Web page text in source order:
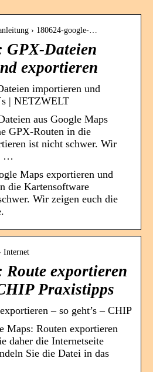
› 180624-google-…
GPX-Dateien
exportieren
importieren und
| NETZWELT
aus Google Maps
GPX-Routen in die
ist nicht schwer. Wir
…
Maps exportieren und
die Kartensoftware
Wir zeigen euch die
Internet
Route exportieren
Praxistipps
– so geht’s – CHIP
Routen exportieren
daher die Internetseite
Sie die Datei in das